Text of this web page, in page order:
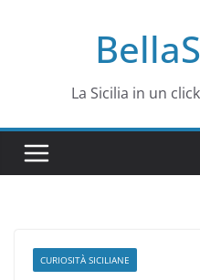
La Sicilia in un
CURIOSITÀ SICILIANE